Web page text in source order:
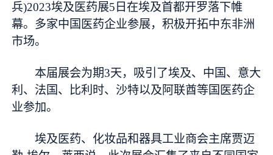
兵)2023埃及医药展5日在埃及首都开罗落下帷
幕。多家中国医药企业参展，积极开拓中东非洲
市场。
本届展会为期3天，吸引了埃及、中国、意大
利、法国、比利时、沙特以及阿联酋等国医药企
业参加。
埃及医药、化妆品和器具工业商会主席贾迈